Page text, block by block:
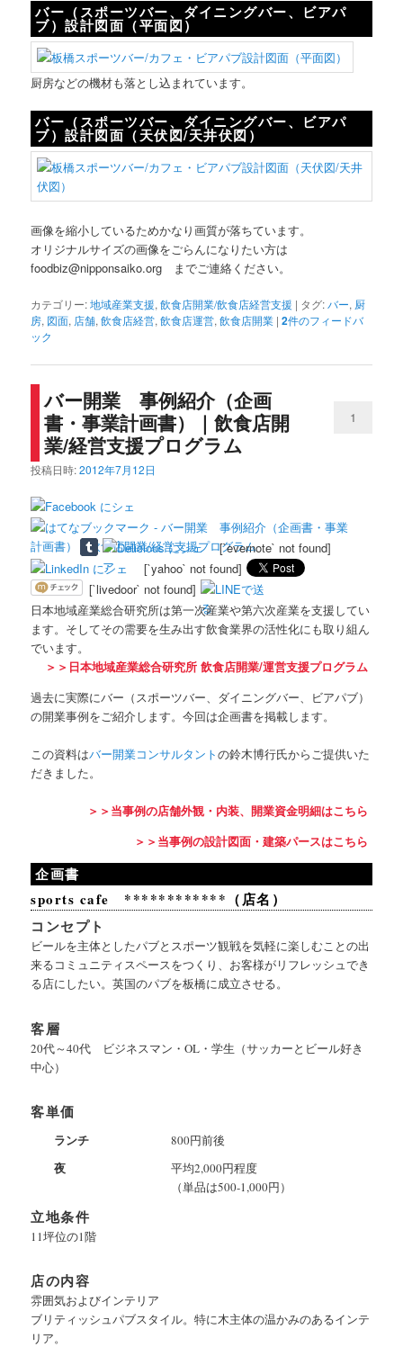
バー（スポーツバー、ダイニングバー、ビアパ
ブ）設計図面（平面図）
厨房などの機材も落とし込まれています。
バー（スポーツバー、ダイニングバー、ビアパ
ブ）設計図面（天伏図/天井伏図）
画像を縮小しているためかなり画質が落ちています。
オリジナルサイズの画像をごらんになりたい方は
foodbiz@nipponsaiko.org までご連絡ください。
カテゴリー:地域産業支援,飲食店開業/飲食店経営支援 | タグ:バー, 厨
房, 図面, 店舗,飲食店経営,飲食店運営,飲食店開業 |2件のフィードバ
ック
バー開業 事例紹介（企画
書・事業計画書）｜飲食店開
業/経営支援プログラム
投稿日時:2012年7月12日
1
[`evernote` not found]
[`yahoo` not found]
[`livedoor` not found]
日本地域産業総合研究所は第一次産業や第六次産業を支援してい
ます。そしてその需要を生み出す飲食業界の活性化にも取り組ん
でいます。
＞＞日本地域産業総合研究所 飲食店開業/運営支援プログラム
過去に実際にバー（スポーツバー、ダイニングバー、ビアパブ）
の開業事例をご紹介します。今回は企画書を掲載します。
この資料はバー開業コンサルタントの鈴木博行氏からご提供いた
だきました。
＞＞当事例の店舗外観・内装、開業資金明細はこちら
＞＞当事例の設計図面・建築パースはこちら
企画書
sports cafe ************（店名）
コンセプト
ビールを主体としたパブとスポーツ観戦を気軽に楽しむことの出
来るコミュニティスペースをつくり、お客様がリフレッシュでき
る店にしたい。英国のパブを板橋に成立させる。
客層
20代～40代 ビジネスマン・OL・学生（サッカーとビール好き
中心）
客単価
ランチ 800円前後
夜
平均2,000円程度
（単品は500-1,000円）
立地条件
11坪位の1階
店の内容
雰囲気およびインテリア
ブリティッシュパブスタイル。特に木主体の温かみのあるインテ
リア。